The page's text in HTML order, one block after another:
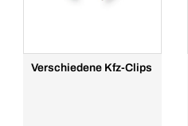
Verschiedene Kfz-Clips